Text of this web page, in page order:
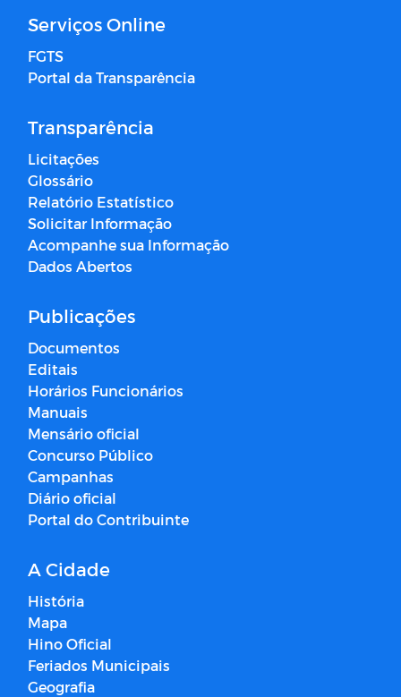
Serviços Online
FGTS
Portal da Transparência
Transparência
Licitações
Glossário
Relatório Estatístico
Solicitar Informação
Acompanhe sua Informação
Dados Abertos
Publicações
Documentos
Editais
Horários Funcionários
Manuais
Mensário oficial
Concurso Público
Campanhas
Diário oficial
Portal do Contribuinte
A Cidade
História
Mapa
Hino Oficial
Feriados Municipais
Geografia